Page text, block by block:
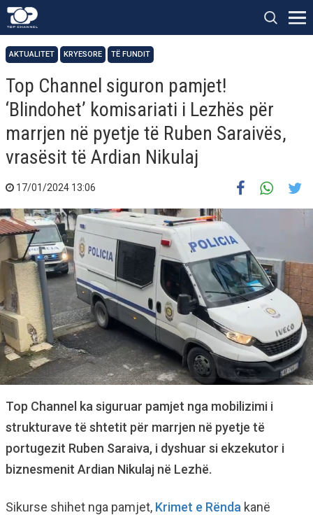
AKTUALITET KRYESORE TË FUNDIT
Top Channel siguron pamjet!
‘Blindohet’ komisariati i Lezhës për
marrjen në pyetje të Ruben Saraivës,
vrasësit të Ardian Nikulaj
17/01/2024 13:06
Top Channel ka siguruar pamjet nga mobilizimi i
strukturave të shtetit për marrjen në pyetje të
portugezit Ruben Saraiva, i dyshuar si ekzekutor i
biznesmenit Ardian Nikulaj në Lezhë.
Sikurse shihet nga pamjet, Krimet e Rënda kanë